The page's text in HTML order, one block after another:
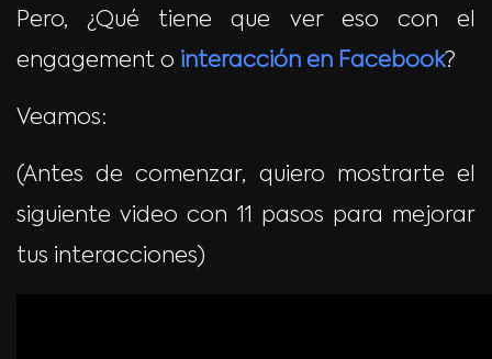
Pero, ¿Qué tiene que ver eso con el
engagement o interacción en Facebook?
Veamos:
(Antes de comenzar, quiero mostrarte el
siguiente video con 11 pasos para mejorar
tus interacciones)